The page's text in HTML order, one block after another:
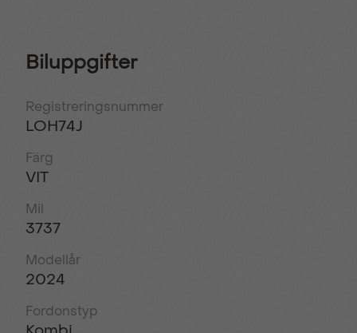
Biluppgifter
Registreringsnummer
LOH74J
Färg
VIT
Mil
3737
Modellår
2024
Fordonstyp